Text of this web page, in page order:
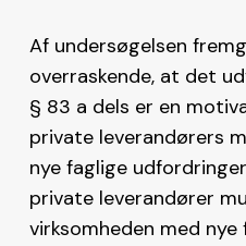
Af undersøgelsen
overraskende, at det
§ 83 a dels er en
private leverandørers
nye faglige
private leverandører
virksomheden med